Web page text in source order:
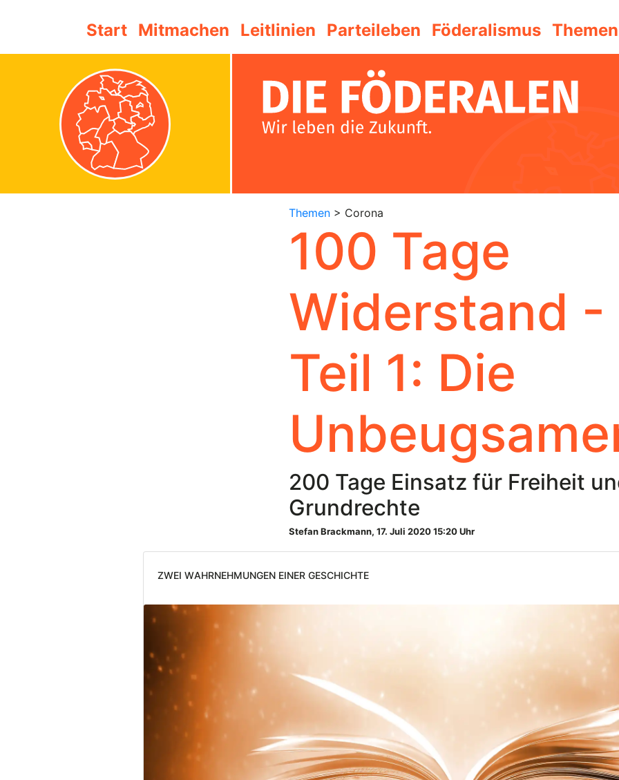
Start Mitmachen Leitlinien Parteileben Föderalismus Themen
Themen > Corona
100 Tage
Widerstand -
Teil 1: Die
200 Tage Einsatz für Freiheit
Grundrechte
Stefan Brackmann, 17. Juli 2020 15:20 Uhr
Zwei Wahrnehmungen einer Geschichte